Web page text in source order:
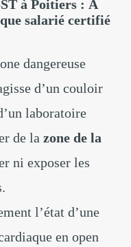
à Poitiers : À
salarié certifié
dangereuse
d’un couloir
laboratoire
de la zone de la
ni exposer les
l’état d’une
en open